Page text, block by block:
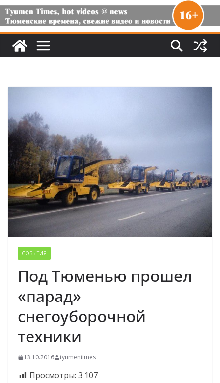
СОБЫТИЯ
Под Тюменью прошел
«парад»
снегоуборочной
техники
13.10.2016 tyumentimes
Просмотры: 3 107